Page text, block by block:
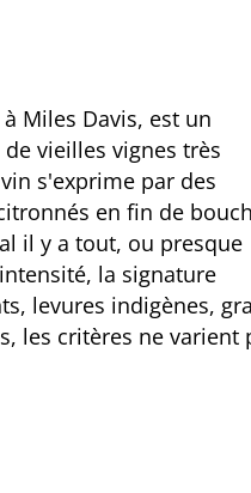
Miles Davis, est un
vieilles vignes très
s'exprime par des
en fin de
il y a tout, ou presque
la signature
levures indigènes,
les critères ne varient